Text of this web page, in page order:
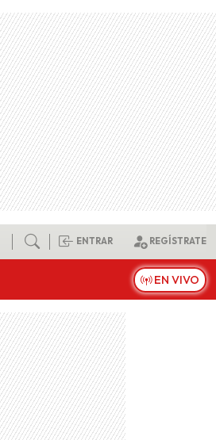
ENTRAR REGÍSTRATE
EN VIVO